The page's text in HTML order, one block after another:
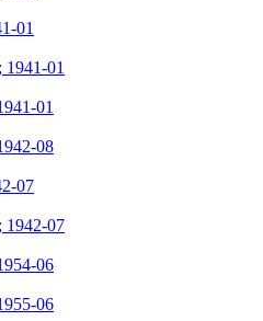
01
1941-01
01
08
07
1942-07
06
06